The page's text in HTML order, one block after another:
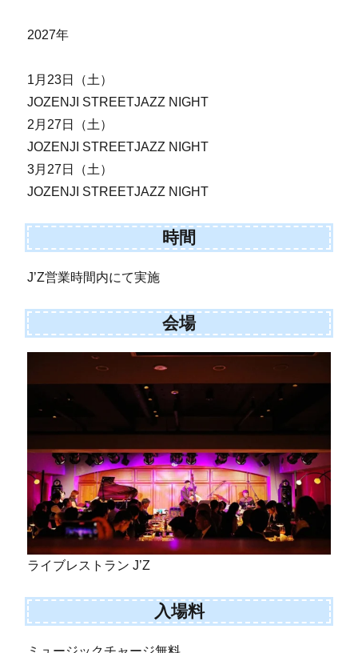
2027年
1月23日（土）
JOZENJI STREETJAZZ NIGHT
2月27日（土）
JOZENJI STREETJAZZ NIGHT
3月27日（土）
JOZENJI STREETJAZZ NIGHT
時間
J’Z営業時間内にて実施
会場
ライブレストラン J’Z
入場料